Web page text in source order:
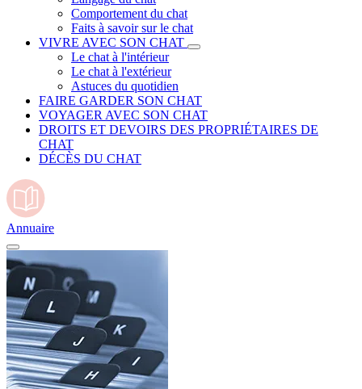
Comportement du chat
Faits à savoir sur le chat
VIVRE AVEC SON CHAT
Le chat à l'intérieur
Le chat à l'extérieur
Astuces du quotidien
FAIRE GARDER SON CHAT
VOYAGER AVEC SON CHAT
DROITS ET DEVOIRS DES PROPRIÉTAIRES DE
CHAT
DÉCÈS DU CHAT
Annuaire